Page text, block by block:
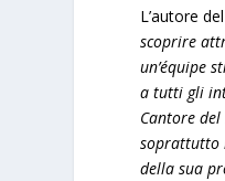
L’autore
scoprire
un’équipe
a tutti gli
Cantore
soprattutto
della sua